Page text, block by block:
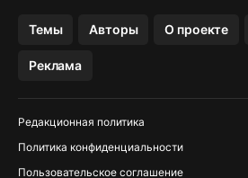
Темы Авторы О проекте
Реклама
Редакционная политика
Политика конфиденциальности
Пользовательское соглашение